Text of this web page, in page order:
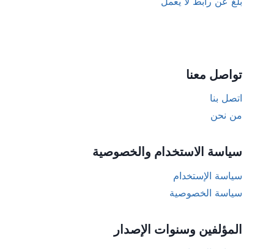
تواصل معنا
اتصل بنا
من نحن
سياسة الاستخدام والخصوصية
سياسة الإستخدام
سياسة الخصوصية
المؤلفين وسنوات الإصدار